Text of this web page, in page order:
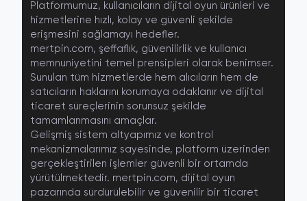
Platformumuz, kullanıcıların dijital oyun ürünleri ve
hizmetlerine hızlı, kolay ve güvenli şekilde
erişmesini sağlamayı hedefler.
mertpin.com, şeffaflık, güvenilirlik ve kullanıcı
memnuniyetini temel prensipleri olarak benimser.
Sunulan tüm hizmetlerde hem alıcıların hem de
satıcıların haklarını korumaya odaklanır ve dijital
ticaret süreçlerinin sorunsuz şekilde
tamamlanmasını amaçlar.
Gelişmiş sistem altyapımız ve kontrol
mekanizmalarımız sayesinde, platform üzerinden
gerçekleştirilen işlemler güvenli bir ortamda
yürütülmektedir. mertpin.com, dijital oyun
pazarında sürdürülebilir ve güvenilir bir ticaret